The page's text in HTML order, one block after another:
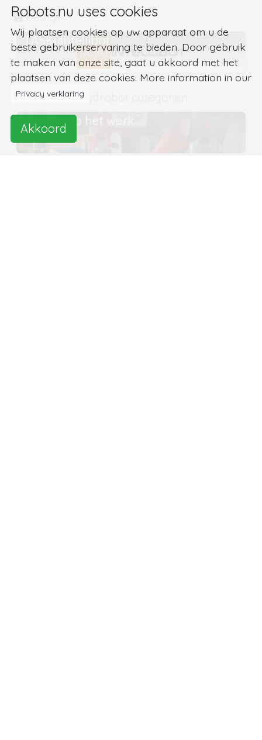
bedrijf
TASKI Intellibot
Intellibot Hydrobot categoriën
Robots op het werk
Robots.nu uses cookies
Wij plaatsen cookies op uw apparaat om u de
beste gebruikerservaring te bieden. Door gebruik
te maken van onze site, gaat u akkoord met het
plaatsen van deze cookies. More information in our
Privacy verklaring
Akkoord